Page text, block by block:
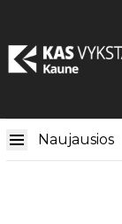
Naujausios